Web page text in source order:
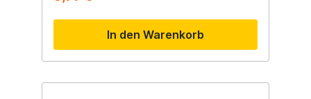
additieven die zorgen voor een
onmiddellijke verspreiding, waardoor het
essentiële voedingssignaal wordt geleverd
waar karpers naar op zoek zijn. Met het
kunt u direct een plakkerige mix creëren
In den Warenkorb